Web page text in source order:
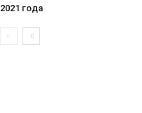
2021 года